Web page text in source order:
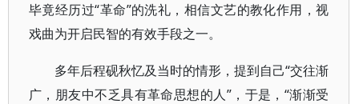
毕竟经历过“革命”的洗礼，相信文艺的教化作用，视
戏曲为开启民智的有效手段之一。
多年后程砚秋忆及当时的情形，提到自己“交往渐
广，朋友中不乏具有革命思想的人”，于是，“渐渐受